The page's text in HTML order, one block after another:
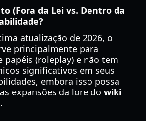
(Fora da Lei vs. Dentro da
atualização de 2026, o
principalmente para
papéis (roleplay) e não tem
significativos em seus
embora isso possa
expansões da lore do wiki
.